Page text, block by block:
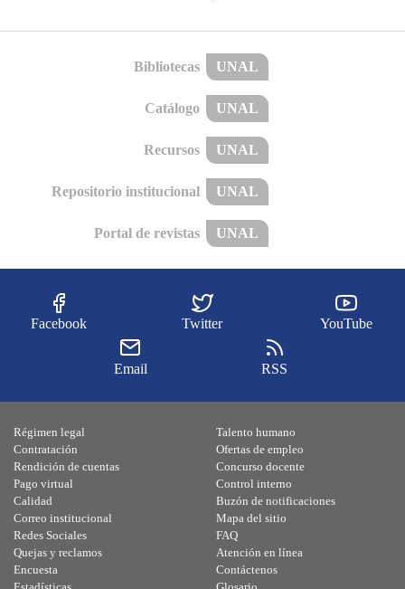
Bibliotecas UNAL
Catálogo UNAL
Recursos UNAL
Repositorio institucional UNAL
Portal de revistas UNAL
Facebook Twitter YouTube
Email RSS
Régimen legal
Contratación
Rendición de cuentas
Pago virtual
Calidad
Talento humano
Ofertas de empleo
Concurso docente
Control interno
Buzón de notificaciones
Correo institucional
Redes Sociales
Quejas y reclamos
Encuesta
Mapa del sitio
FAQ
Atención en línea
Contáctenos